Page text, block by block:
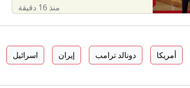
منذ 16 دقيقة
أمريكا دونالد ترامب إيران اسرائيل